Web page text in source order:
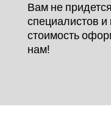
Вам не
специалистов
стоимость
нам!